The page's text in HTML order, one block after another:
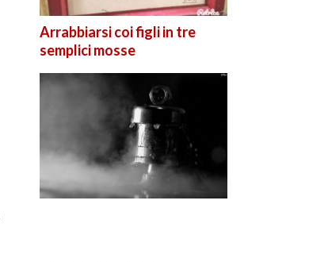
Arrabbiarsi coi figli in tre
semplici mosse